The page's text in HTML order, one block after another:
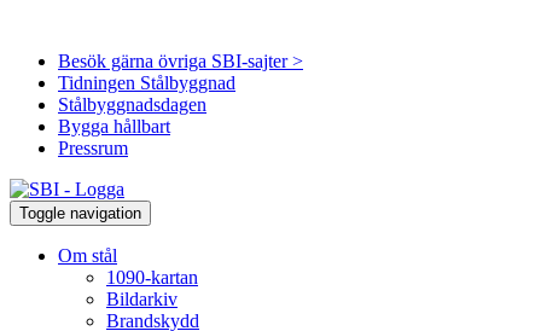
Besök gärna övriga SBI-sajter >
Tidningen Stålbyggnad
Stålbyggnadsdagen
Bygga hållbart
Pressrum
Toggle navigation
Om stål
1090-kartan
Bildarkiv
Brandskydd